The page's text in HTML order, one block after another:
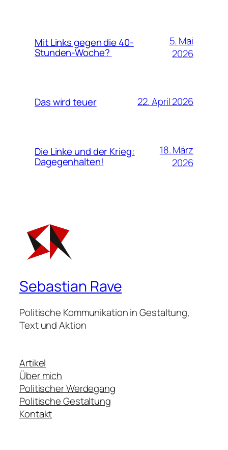
Mit Links gegen die 40-
Stunden-Woche?
5. Mai
2026
Das wird teuer 22. April 2026
Die Linke und der Krieg:
Dagegenhalten!
18. März
2026
Sebastian Rave
Politische Kommunikation in Gestaltung,
Text und Aktion
Artikel
Über mich
Politischer Werdegang
Politische Gestaltung
Kontakt